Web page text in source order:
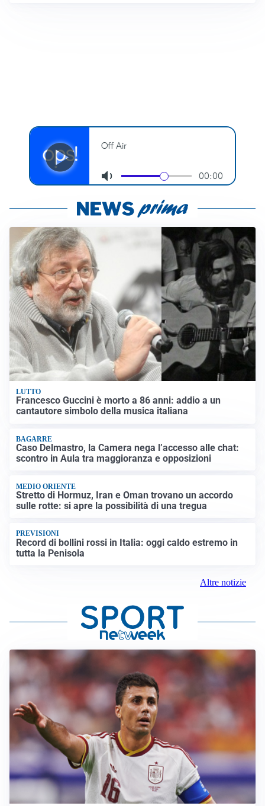
LUTTO
Francesco Guccini è morto a 86 anni: addio a un
cantautore simbolo della musica italiana
BAGARRE
Caso Delmastro, la Camera nega l’accesso alle chat:
scontro in Aula tra maggioranza e opposizioni
MEDIO ORIENTE
Stretto di Hormuz, Iran e Oman trovano un accordo
sulle rotte: si apre la possibilità di una tregua
PREVISIONI
Record di bollini rossi in Italia: oggi caldo estremo in
tutta la Penisola
Altre notizie